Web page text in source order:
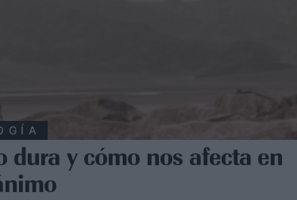
y cómo nos afecta en